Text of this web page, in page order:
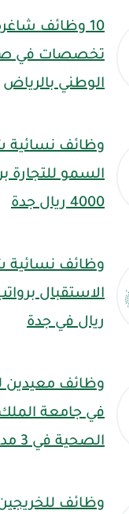
10 وظائف
تخصصات في
الوطني بالرياض
وظائف نسائية
السمو للتجارة
4000 ريال جدة
وظائف نسائية
ريال في جدة
وظائف معيدين
في جامعة
الصحية في 3 مدن
وظائف للخريجين